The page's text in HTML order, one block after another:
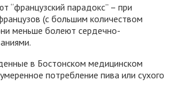
“французский парадокс” – при
(с большим количеством
меньше болеют сердечно-
в Бостонском медицинском
потребление пива или сухого